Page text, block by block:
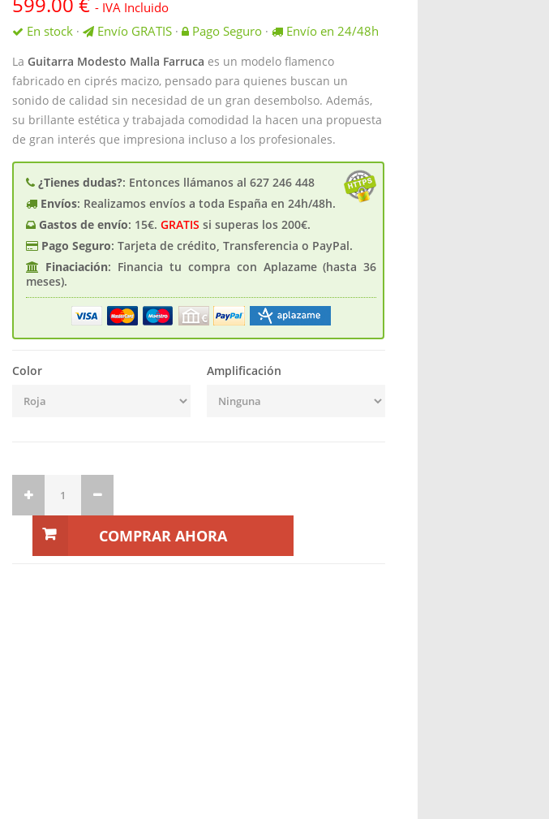
- IVA Incluido
En stock · Envío GRATIS · Pago Seguro · Envío en 24/48h
La Guitarra Modesto Malla Farruca es un modelo flamenco
fabricado en ciprés macizo, pensado para quienes buscan un
sonido de calidad sin necesidad de un gran desembolso. Además,
su brillante estética y trabajada comodidad la hacen una propuesta
de gran interés que impresiona incluso a los profesionales.
¿Tienes dudas?: Entonces llámanos al 627 246 448
Envíos: Realizamos envíos a toda España en 24h/48h.
Gastos de enví­o: 15€. GRATIS si superas los 200€.
Pago Seguro: Tarjeta de crédito, Transferencia o PayPal.
Finaciación: Financia tu compra con Aplazame (hasta 36
meses).
Color Amplificación
COMPRAR AHORA